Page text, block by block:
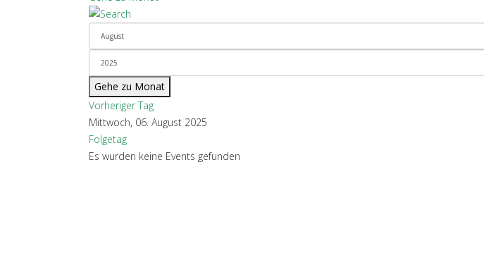
Gehe zu Monat
Vorheriger Tag
Mittwoch, 06. August 2025
Folgetag
Es wurden keine Events gefunden